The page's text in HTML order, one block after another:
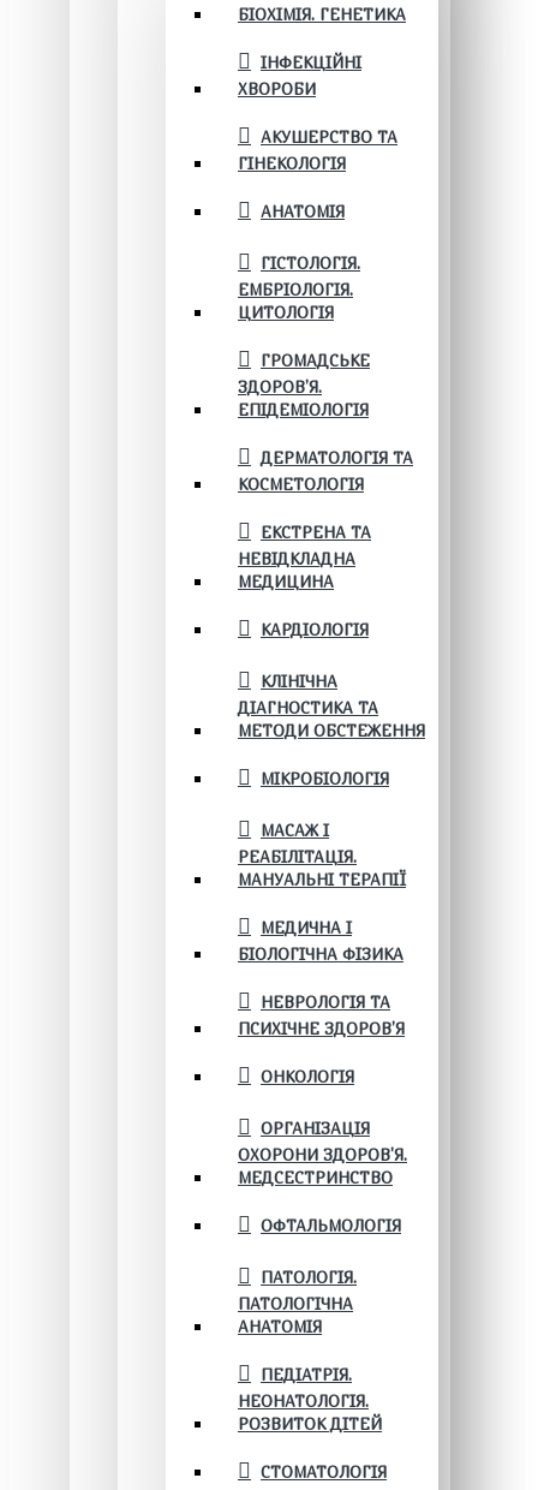
БІОХІМІЯ. ГЕНЕТИКА
ІНФЕКЦІЙНІ
ХВОРОБИ
АКУШЕРСТВО ТА
ГІНЕКОЛОГІЯ
АНАТОМІЯ
ГІСТОЛОГІЯ.
ЕМБРІОЛОГІЯ.
ЦИТОЛОГІЯ
ГРОМАДСЬКЕ
ЗДОРОВ’Я.
ЕПІДЕМІОЛОГІЯ
ДЕРМАТОЛОГІЯ ТА
КОСМЕТОЛОГІЯ
ЕКСТРЕНА ТА
НЕВІДКЛАДНА
МЕДИЦИНА
КАРДІОЛОГІЯ
КЛІНІЧНА
ДІАГНОСТИКА ТА
МЕТОДИ ОБСТЕЖЕННЯ
МІКРОБІОЛОГІЯ
МАСАЖ І
РЕАБІЛІТАЦІЯ.
МАНУАЛЬНІ ТЕРАПІЇ
МЕДИЧНА І
БІОЛОГІЧНА ФІЗИКА
НЕВРОЛОГІЯ ТА
ПСИХІЧНЕ ЗДОРОВ’Я
ОНКОЛОГІЯ
ОРГАНІЗАЦІЯ
ОХОРОНИ ЗДОРОВ'Я.
МЕДСЕСТРИНСТВО
ОФТАЛЬМОЛОГІЯ
ПАТОЛОГІЯ.
ПАТОЛОГІЧНА
АНАТОМІЯ
ПЕДІАТРІЯ.
НЕОНАТОЛОГІЯ.
РОЗВИТОК ДІТЕЙ
СТОМАТОЛОГІЯ